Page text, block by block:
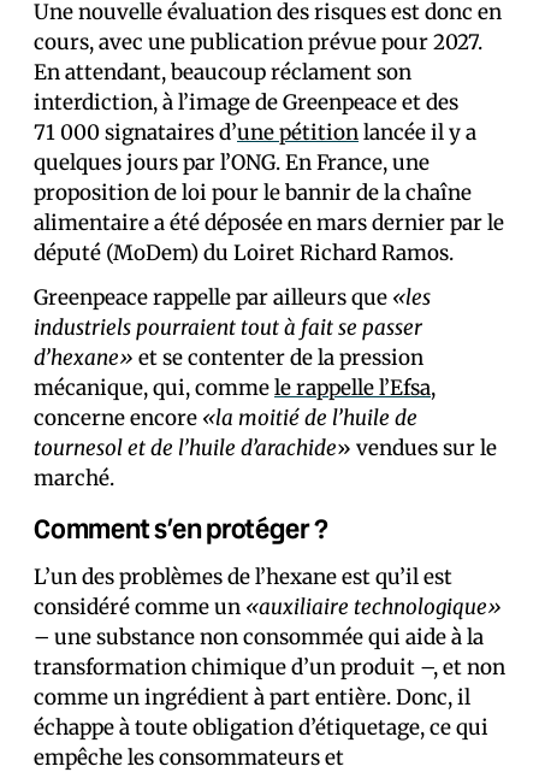
Une nouvelle évaluation des risques est donc en
cours, avec une publication prévue pour 2027.
En attendant, beaucoup réclament son
interdiction, à l’image de Greenpeace et des
71 000 signataires d’une pétitionlancée il y a
quelques jours par l’ONG. En France, une
proposition de loi pour le bannir de la chaîne
alimentaire a été déposée en mars dernier par le
député (MoDem) du Loiret Richard Ramos.
Greenpeace rappelle par ailleurs que «les
industriels pourraient tout à fait se passer
d’hexane» et se contenter de la pression
mécanique, qui, commele rappelle l’Efsa,
concerne encore «la moitié de l’huile de
tournesol et de l’huile d’arachide» vendues sur le
marché.
Comment s’en protéger ?
L’un des problèmes de l’hexane est qu’il est
considéré comme un «auxiliaire technologique»
– une substance non consommée qui aide à la
transformation chimique d’un produit –, et non
comme un ingrédient à part entière. Donc, il
échappe à toute obligation d’étiquetage, ce qui
empêche les consommateurs et